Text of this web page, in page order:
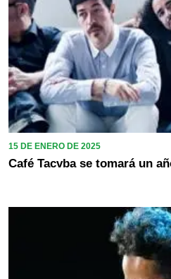
15 DE ENERO DE 2025
Café Tacvba se tomará un